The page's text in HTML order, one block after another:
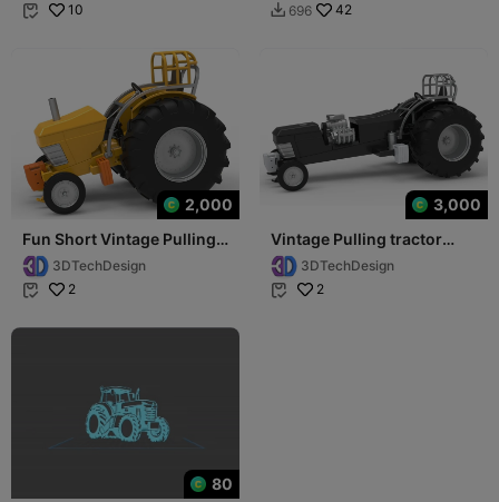
 10  696 42
2,000
Fun Short Vintage Pulling
tractor Scale 1:25
3DTechDesign
 2
3,000
Vintage Pulling tractor
Version 3 Scale 1:25
3DTechDesign
 2
80